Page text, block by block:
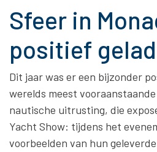
Sfeer in
positief
Dit jaar was er een bijzonder
werelds meest
nautische uitrusting, die
Yacht Show: tijdens het
voorbeelden van hun